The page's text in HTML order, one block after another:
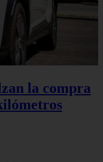
la compra